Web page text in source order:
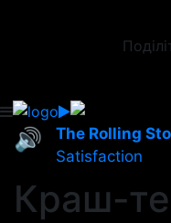
🔊 The Rolling
Satisfaction
Краш-